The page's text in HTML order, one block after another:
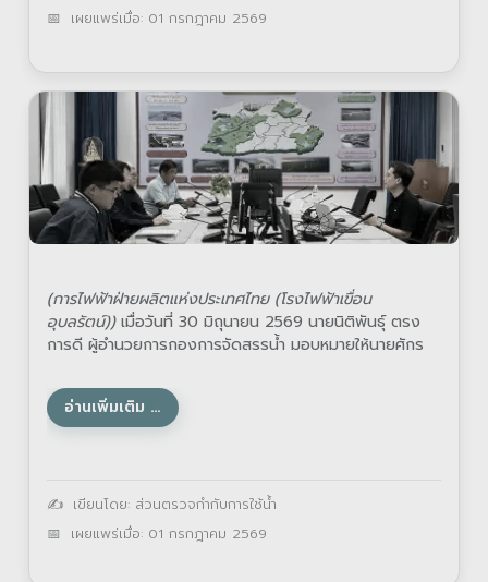
เผยแพร่เมื่อ: 01 กรกฎาคม 2569
(การไฟฟ้าฝ่ายผลิตแห่งประเทศไทย (โรงไฟฟ้าเขื่อน
อุบลรัตน์))เมื่อวันที่ 30 มิถุนายน 2569 นายนิติพันธุ์ ตรง
การดี ผู้อำนวยการกองการจัดสรรน้ำ มอบหมายให้นายศักร
รายละเอียด
เขียนโดย: ส่วนตรวจกำกับการใช้น้ำ
เผยแพร่เมื่อ: 01 กรกฎาคม 2569
อ่านเพิ่มเติม …